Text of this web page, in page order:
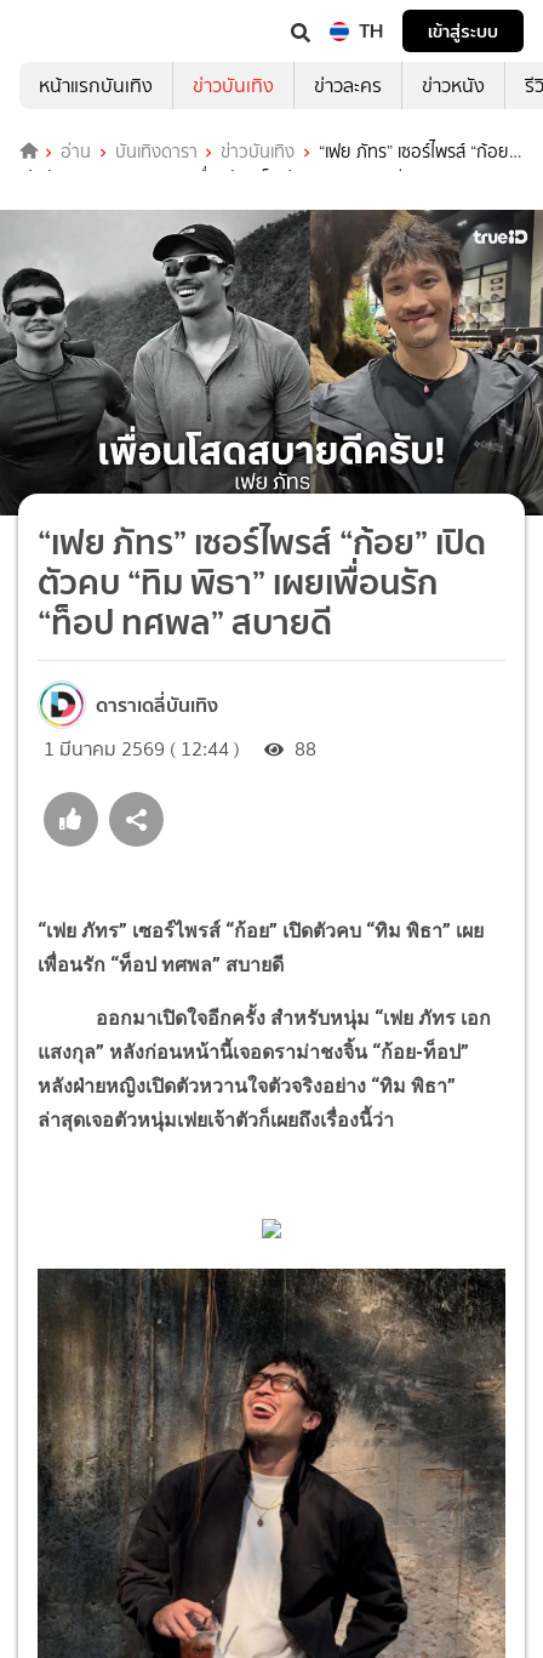
TH
เข้าสู่ระบบ
หน้าแรกบันเทิง
ข่าวบันเทิง ข่าวละคร ข่าวหนัง รี
อ่าน บันเทิงดารา ข่าวบันเทิง
“เฟย ภัทร” เซอร์ไพรส์ “ก้อย”
เปิดตัวคบ “ทิม พิธา” เผยเพื่อนรัก “ท็อป ทศพล” สบายดี
“เฟย ภัทร” เซอร์ไพรส์ “ก้อย” เปิด
ตัวคบ “ทิม พิธา” เผยเพื่อนรัก
“ท็อป ทศพล” สบายดี
ดาราเดลี่บันเทิง
1 มีนาคม 2569 ( 12:44 ) 88
“เฟย ภัทร” เซอร์ไพรส์ “ก้อย” เปิดตัวคบ “ทิม พิธา” เผย
เพื่อนรัก “ท็อป ทศพล” สบายดี
ออกมาเปิดใจอีกครั้ง สำหรับหนุ่ม “เฟย ภัทร เอก
แสงกุล” หลังก่อนหน้านี้เจอดราม่าชงจิ้น “ก้อย-ท็อป”
หลังฝ่ายหญิงเปิดตัวหวานใจตัวจริงอย่าง “ทิม พิธา”
ล่าสุดเจอตัวหนุ่มเฟยเจ้าตัวก็เผยถึงเรื่องนี้ว่า